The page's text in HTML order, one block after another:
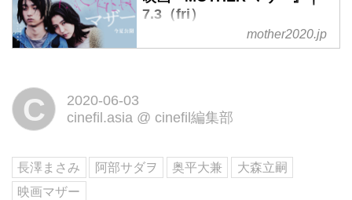
7.3（fri）
少年による祖父母殺害事件——す
ヲ、大森立嗣監督と挑む衝撃作、
7.3（fri）。
mother2020.jp
C
2020-06-03
cinefil.asia @ cinefil編集部
長澤まさみ 阿部サダヲ 奥平大兼
大森立嗣
映画マザー